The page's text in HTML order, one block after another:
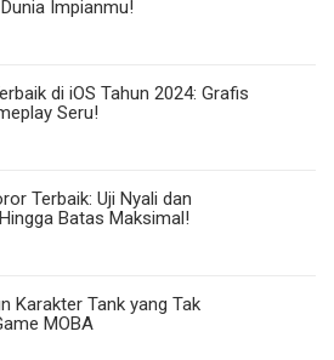
Impianmu!
di iOS Tahun 2024: Grafis
Seru!
Terbaik: Uji Nyali dan
Batas Maksimal!
Karakter Tank yang Tak
MOBA